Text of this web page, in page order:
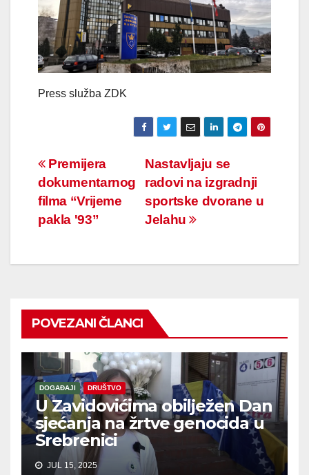
Press služba ZDK
Navigacija
članaka
Nastavljaju se
radovi na izgradnji
sportske dvorane u
Jelahu
Premijera
dokumentarnog
filma “Vrijeme
pakla '93”
POVEZANI ČLANCI
DOGAĐAJI DRUŠTVO
U Zavidovićima obilježen Dan
sjećanja na žrtve genocida u
Srebrenici
JUL 15, 2025